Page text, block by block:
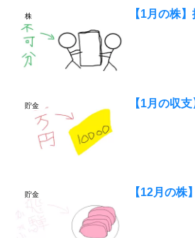
株 【1月の株
貯金 【1月の収
貯金 【12月の株